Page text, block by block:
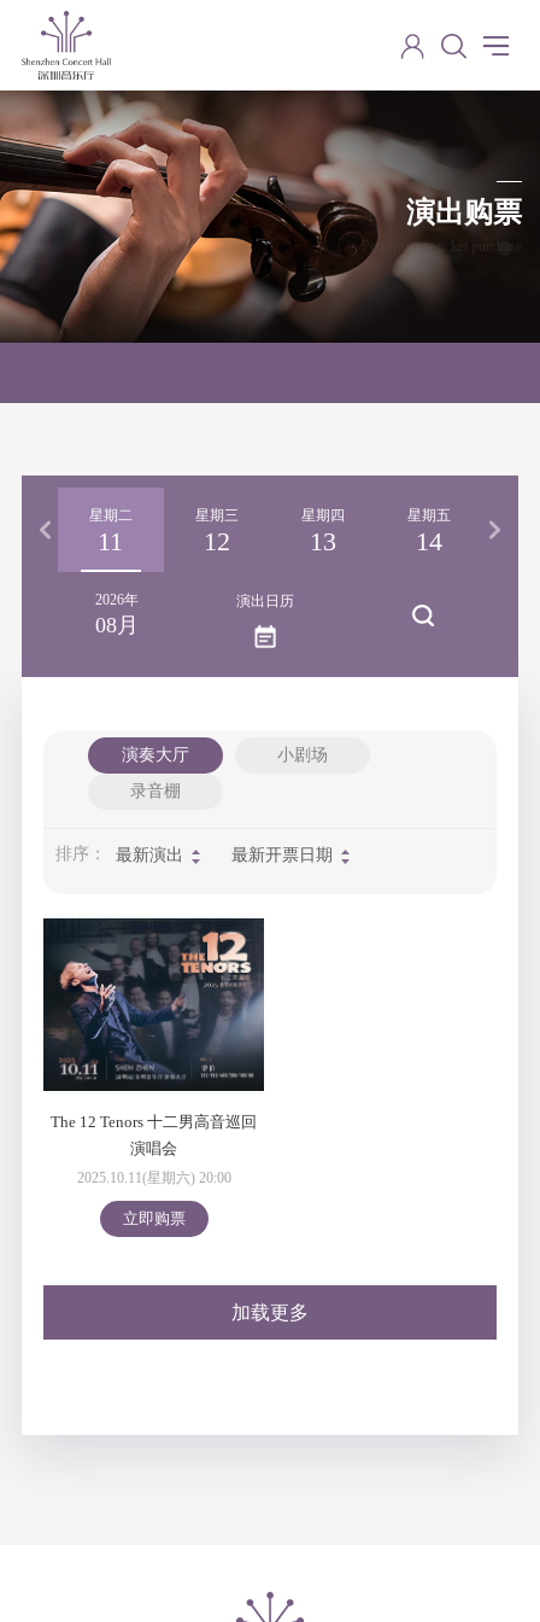
演出购票
Performance ticket purchase
星期二
11
星期三
12
星期四
13
星期五
14
2026年
08月
演出日历
演奏大厅
小剧场
录音棚
排序： 最新演出 最新开票日期
The 12 Tenors 十二男高音巡回
演唱会
2025.10.11(星期六) 20:00
立即购票
加载更多